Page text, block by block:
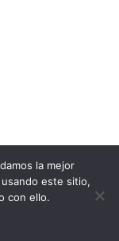
byWordPress.
la mejor
este sitio,
con ello.